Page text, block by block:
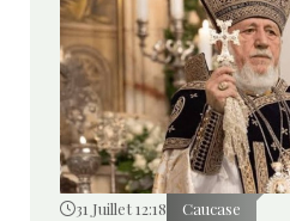
31 Juillet 12:18 Caucase